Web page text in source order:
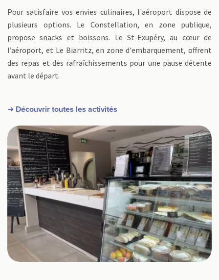
Pour satisfaire vos envies culinaires, l'aéroport dispose de
plusieurs options. Le Constellation, en zone publique,
propose snacks et boissons. Le St-Exupéry, au cœur de
l’aéroport, et Le Biarritz, en zone d'embarquement, offrent
des repas et des rafraîchissements pour une pause détente
avant le départ.
➜ Découvrir toutes les activités